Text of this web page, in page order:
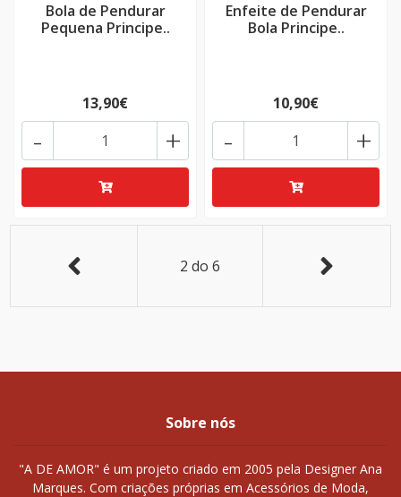
Bola de Pendurar
Pequena Principe..
13,90€
+
-
Enfeite de Pendurar
Bola Principe..
10,90€
+
-
2 do 6
Sobre nós
"A DE AMOR" é um projeto criado em 2005 pela Designer Ana
Marques. Com criações próprias em Acessórios de Moda,